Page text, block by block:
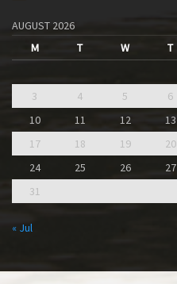
AUGUST 2026
M
T W T
3
4 5 6
10
11 12 13
17
18 19 20
24
25 26 27
31
« Jul